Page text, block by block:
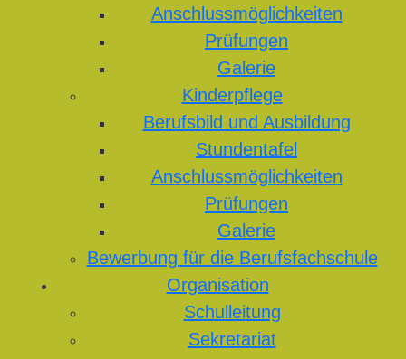
Anschlussmöglichkeiten
Prüfungen
Galerie
Kinderpflege
Berufsbild und Ausbildung
Stundentafel
Anschlussmöglichkeiten
Prüfungen
Galerie
Bewerbung für die Berufsfachschule
Organisation
Schulleitung
Sekretariat